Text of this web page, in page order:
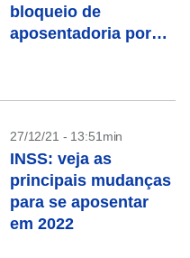
bloqueio de
aposentadoria por
27/12/21 - 13:51min
INSS: veja as
principais mudanças
para se aposentar
em 2022